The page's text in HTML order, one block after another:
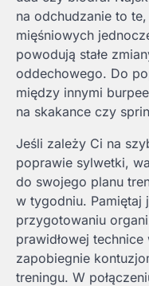
na odchudzanie to
mięśniowych
powodują stałe
oddechowego. Do
między innymi
na skakance czy
Jeśli zależy Ci na
poprawie sylwetki,
do swojego planu
w tygodniu. Pamiętaj
przygotowaniu
prawidłowej
zapobiegnie
treningu. W